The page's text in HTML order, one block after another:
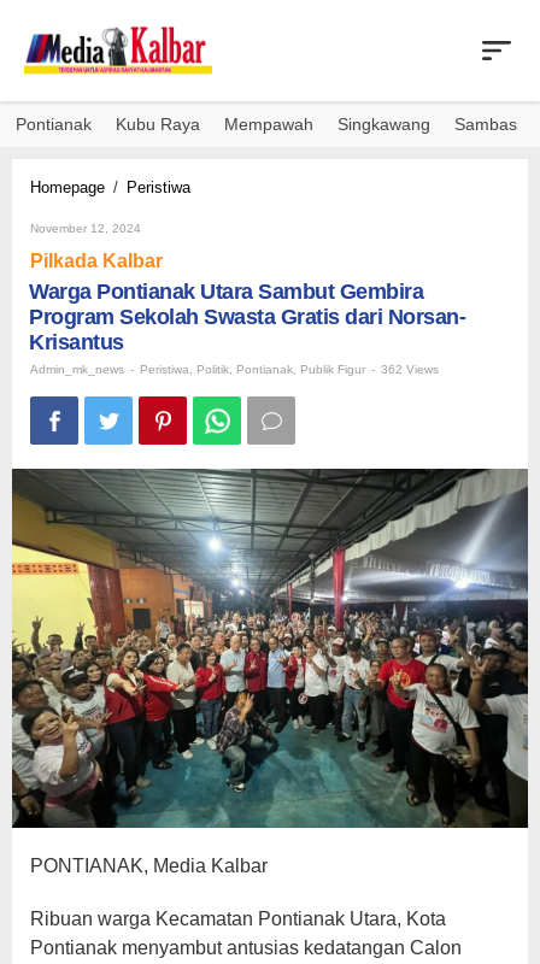
content
Pontianak Kubu Raya Mempawah Singkawang Sambas
Homepage / PeristiwaWarga
Program
Sekolah
Norsan-
Krisantus
November 12, 2024
Pilkada Kalbar
Warga Pontianak Utara Sambut Gembira
Program Sekolah Swasta Gratis dari Norsan-
Krisantus
Admin_mk_news - Peristiwa Politik Pontianak Publik Figur - 362 Views
PONTIANAK, Media Kalbar
Ribuan warga Kecamatan Pontianak Utara, Kota
Pontianak menyambut antusias kedatangan Calon